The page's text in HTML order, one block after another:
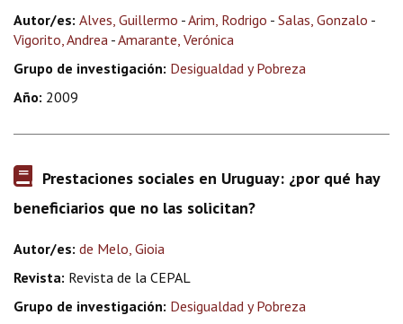
Autor/es: Alves, Guillermo -Arim, Rodrigo - Salas, Gonzalo -
Vigorito, Andrea -Amarante, Verónica
Grupo de investigación: Desigualdad y Pobreza
Año: 2009
Prestaciones sociales en Uruguay: ¿por qué hay
beneficiarios que no las solicitan?
Autor/es: de Melo, Gioia
Revista: Revista de la CEPAL
Grupo de investigación: Desigualdad y Pobreza